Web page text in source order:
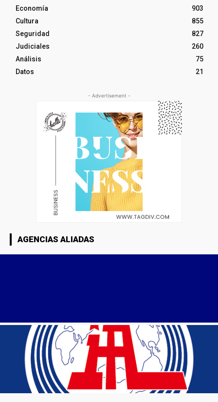
Economía
903
Cultura
855
Seguridad
827
Judiciales
260
Análisis
75
Datos
21
- Advertisement -
AGENCIAS ALIADAS